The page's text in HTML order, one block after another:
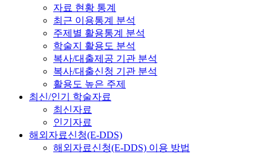
자료 현황 통계
최근 이용통계 분석
주제별 활용통계 분석
학술지 활용도 분석
복사/대출제공 기관 분석
복사/대출신청 기관 분석
활용도 높은 주제
최신/인기 학술자료
최신자료
인기자료
해외자료신청(E-DDS)
해외자료신청(E-DDS) 이용 방법